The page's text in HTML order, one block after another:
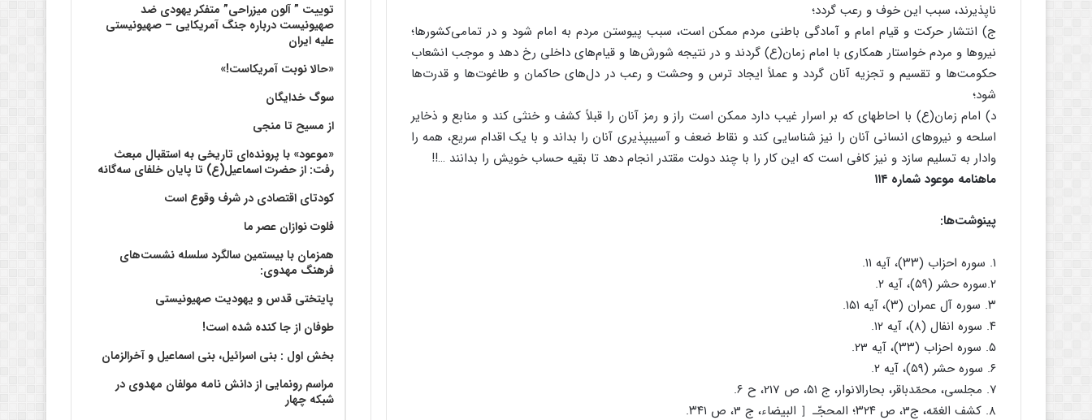
ناپذیرند، سبب این خوف و رعب گردد؛
ج) انتشار حرکت و قیام امام و آمادگی باطنی مردم ممکن است، سبب پیوستن مردم به امام شود و در تمامی‌کشورها؛
نیروها و مردم خواستار همکاری با امام زمان(ع) گردند و در نتیجه شورش‌ها و قیام‌های داخلی رخ دهد و موجب انشعاب
حکومت‌ها و تقسیم و تجزیه آنان گردد و عملاً ایجاد ترس و وحشت و رعب در دل‌های حاکمان و طاغوت‌ها و قدرت‌ها
شود؛
د) امام ‏زمان(ع) با احاطه‏ای که بر اسرار غیب دارد ممکن است راز و رمز آنان را قبلاً کشف و خنثی کند و منابع و ذخایر
اسلحه و نیروهای انسانی آنان را نیز شناسایی کند و نقاط ضعف و آسیب‏پذیری آنان را بداند و با یک اقدام سریع، همه را
وادار به تسلیم سازد و نیز کافی است که این کار را با چند دولت مقتدر انجام دهد تا بقیه حساب خویش را بدانند …!!
ماهنامه موعود شماره ۱۱۴
پی‏نوشت‌ها:
۱. سوره احزاب (۳۳)، آیه ۱۱.
۲.سوره حشر (۵۹)، آیه ۲.
۳. سوره آل عمران (۳)، آیه ۱۵۱.
۴. سوره انفال (۸)، آیه ۱۲.
۵. سوره احزاب (۳۳)، آیه ‏23.
۶. سوره حشر (۵۹)، آیه ۲.
۷. مجلسی، محمّدباقر، بحارالانوار، ج ۵۱، ص ‏217، ح ‏6.
۸. کشف‏ الغمّه، ج‏3، ص ۳۲۴؛ المحجّـ［ ‏البیضاء، ج ‏3، ص ۳۴۱.
توییت ” آلون میزراحی” متفکر یهودی ضد
صهیونیست درباره جنگ آمریکایی – صهیونیستی
علیه ایران
«حالا نوبت آمریکاست!»
سوگ خدایگان
از مسیح تا منجی
«موعود» با پرونده‌ای تاریخی به استقبال مبعث
رفت: از حضرت اسماعیل(ع) تا پایان خلفای سه‌گانه
کودتای اقتصادی در شرف وقوع است
فلوت نوازان عصر ما
همزمان با بیستمین سالگرد سلسله نشست‌های
فرهنگ مهدوی:‌
پایتختی قدس و یهودیت صهیونیستی
طوفان از جا کنده شده است!
بخش اول : بنی اسرائیل، بنی اسماعیل و آخرالزمان
مراسم رونمایی از دانش نامه مولفان مهدوی در
شبکه چهار